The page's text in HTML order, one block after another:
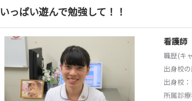
いっぱい遊んで勉強して！！
看護
職歴(キ
出身校
出身校：
所属診療